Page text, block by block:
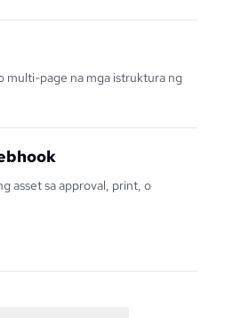
multi-page na mga istruktura ng
asset sa approval, print, o